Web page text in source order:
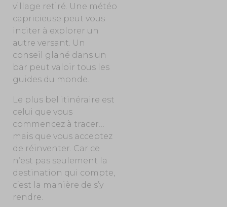
village retiré. Une météo
capricieuse peut vous
inciter à explorer un
autre versant. Un
conseil glané dans un
bar peut valoir tous les
guides du monde.
Le plus bel itinéraire est
celui que vous
commencez à tracer…
mais que vous acceptez
de réinventer. Car ce
n’est pas seulement la
destination qui compte,
c’est la manière de s’y
rendre.